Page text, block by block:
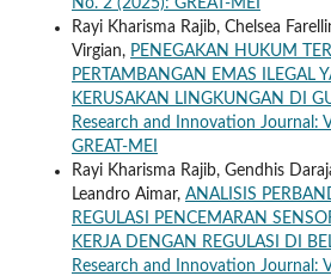
Rayi Kharisma Rajib, Chelsea
Virgian, PENEGAKAN HUKUM
PERTAMBANGAN EMAS ILEGAL
KERUSAKAN LINGKUNGAN DI
Research and Innovation Journal:
GREAT-MEI
Rayi Kharisma Rajib, Gendhis
Leandro Aimar, ANALISIS
REGULASI PENCEMARAN
KERJA DENGAN REGULASI DI
Research and Innovation Journal: